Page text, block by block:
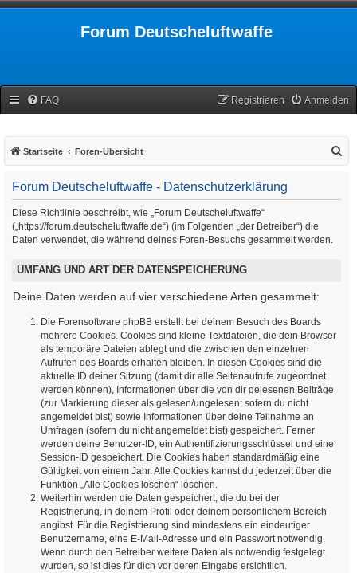
Forum Deutscheluftwaffe
FAQ Anmelden
Registrieren
Startseite Foren-Übersicht
Forum Deutscheluftwaffe - Datenschutzerklärung
Diese Richtlinie beschreibt, wie „Forum Deutscheluftwaffe“
(„https://forum.deutscheluftwaffe.de“) (im Folgenden „der Betreiber“) die
Daten verwendet, die während deines Foren-Besuchs gesammelt werden.
UMFANG UND ART DER DATENSPEICHERUNG
Deine Daten werden auf vier verschiedene Arten gesammelt:
Die Forensoftware phpBB erstellt bei deinem Besuch des Boards
mehrere Cookies. Cookies sind kleine Textdateien, die dein Browser
als temporäre Dateien ablegt und die zwischen den einzelnen
Aufrufen des Boards erhalten bleiben. In diesen Cookies sind die
aktuelle ID deiner Sitzung (damit dir alle Seitenaufrufe zugeordnet
werden können), Informationen über die von dir gelesenen Beiträge
(zur Markierung dieser als gelesen/ungelesen; sofern du nicht
angemeldet bist) sowie Informationen über deine Teilnahme an
Umfragen (sofern du nicht angemeldet bist) gespeichert. Ferner
werden deine Benutzer-ID, ein Authentifizierungsschlüssel und eine
Session-ID gespeichert. Die Cookies haben standardmäßig eine
Gültigkeit von einem Jahr. Alle Cookies kannst du jederzeit über die
Funktion „Alle Cookies löschen“ löschen.
Weiterhin werden die Daten gespeichert, die du bei der
Registrierung, in deinem Profil oder deinem persönlichem Bereich
angibst. Für die Registrierung sind mindestens ein eindeutiger
Benutzername, eine E-Mail-Adresse und ein Passwort notwendig.
Wenn durch den Betreiber weitere Daten als notwendig festgelegt
wurden, so ist dies für dich vor deren Eingabe ersichtlich.